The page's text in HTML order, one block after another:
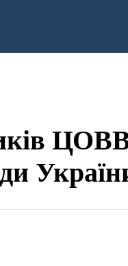
у засіданнях комітетів